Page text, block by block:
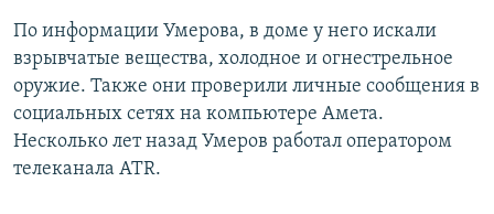
По информации Умерова, в доме у него искали
взрывчатые вещества, холодное и огнестрельное
оружие. Также они проверили личные сообщения в
социальных сетях на компьютере Амета.
Несколько лет назад Умеров работал оператором
телеканала ATR.